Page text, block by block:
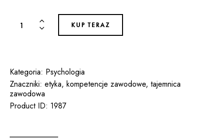
ilość
TAJEMNICA
WYDANIE
II
POPRAWIONE
I
E-
KUP TERAZ
Kategoria: Psychologia
Znaczniki: etyka, kompetencje zawodowe, tajemnica
zawodowa
Product ID: 1987